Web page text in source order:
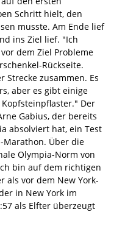
Schritt hielt, den
musste. Am Ende lief
ins Ziel lief. "Ich
dem Ziel Probleme
Rückseite.
zusammen. Es
aber es gibt einige
Der
Gabius, der bereits
absolviert hat, ein Test
Marathon. Über die
Olympia-Norm von
bin auf dem richtigen
als vor dem New York-
in New York im
als Elfter überzeugt